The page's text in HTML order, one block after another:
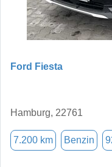
Ford Fiesta
Hamburg, 22761
7.200 km Benzin